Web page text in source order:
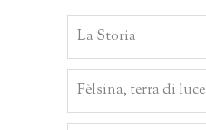
La Storia
Fèlsina, terra di luce